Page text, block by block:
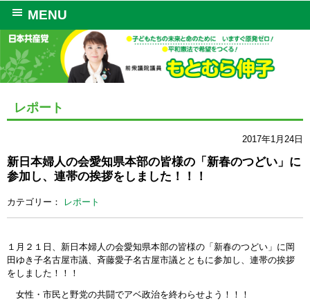
MENU
レポート
2017年1月24日
新日本婦人の会愛知県本部の皆様の「新春のつどい」に
参加し、連帯の挨拶をしました！！！
カテゴリー： レポート
１月２１日、新日本婦人の会愛知県本部の皆様の「新春のつどい」に岡
田ゆき子名古屋市議、斉藤愛子名古屋市議とともに参加し、連帯の挨拶
をしました！！！
女性・市民と野党の共闘でアベ政治を終わらせよう！！！